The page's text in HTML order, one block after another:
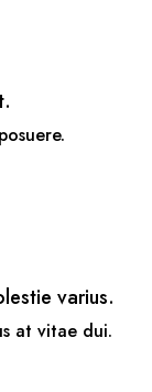
varius.
at vitae dui.